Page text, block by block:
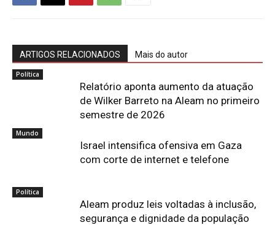
ARTIGOS RELACIONADOS Mais do autor
Política
Relatório aponta aumento da atuação
de Wilker Barreto na Aleam no primeiro
semestre de 2026
Mundo
Israel intensifica ofensiva em Gaza
com corte de internet e telefone
Política
Aleam produz leis voltadas à inclusão,
segurança e dignidade da população